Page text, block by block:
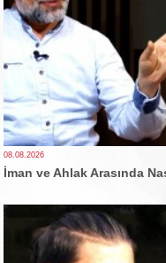
08.08.2026
İman ve Ahlak Arasında